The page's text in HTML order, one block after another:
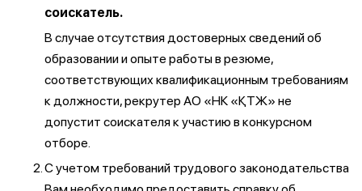
соискатель.
В случае отсутствия достоверных сведений об
образовании и опыте работы в резюме,
соответствующих квалификационным требованиям
к должности, рекрутер АО «НК «ҚТЖ» не
допустит соискателя к участию в конкурсном
отборе.
С учетом требований трудового законодательства